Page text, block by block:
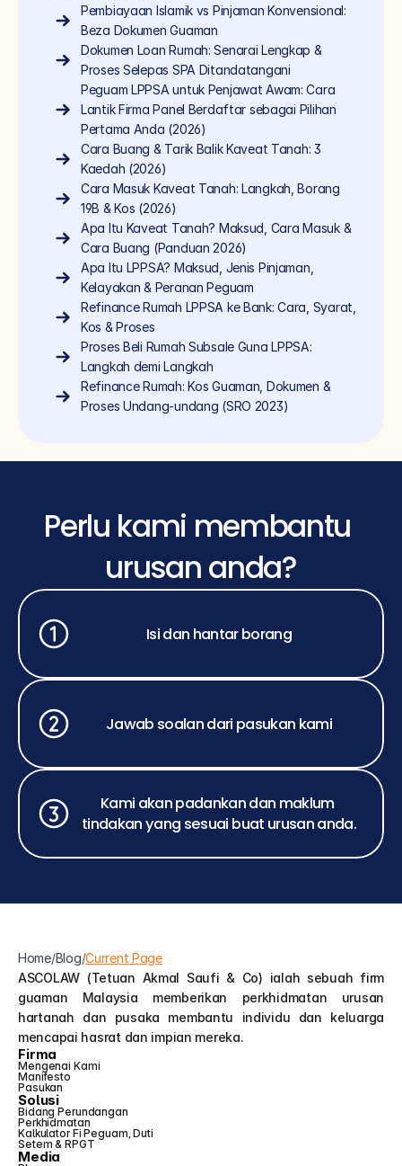
Pembiayaan Islamik vs Pinjaman Konvensional:
Beza Dokumen Guaman
Dokumen Loan Rumah: Senarai Lengkap &
Proses Selepas SPA Ditandatangani
Peguam LPPSA untuk Penjawat Awam: Cara
Lantik Firma Panel Berdaftar sebagai Pilihan
Pertama Anda (2026)
Cara Buang & Tarik Balik Kaveat Tanah: 3
Kaedah (2026)
Cara Masuk Kaveat Tanah: Langkah, Borang
19B & Kos (2026)
Apa Itu Kaveat Tanah? Maksud, Cara Masuk &
Cara Buang (Panduan 2026)
Apa Itu LPPSA? Maksud, Jenis Pinjaman,
Kelayakan & Peranan Peguam
Refinance Rumah LPPSA ke Bank: Cara, Syarat,
Kos & Proses
Proses Beli Rumah Subsale Guna LPPSA:
Langkah demi Langkah
Refinance Rumah: Kos Guaman, Dokumen &
Proses Undang-undang (SRO 2023)
Perlu kami membantu
urusan anda?
Isi dan hantar borang
Jawab soalan dari pasukan kami
Kami akan padankan dan maklum
tindakan yang sesuai buat urusan anda.
Home/Blog/Current Page
ASCOLAW (Tetuan Akmal Saufi & Co) ialah sebuah firm
guaman Malaysia memberikan perkhidmatan urusan
hartanah dan pusaka membantu individu dan keluarga
mencapai hasrat dan impian mereka.
Firma
Mengenai Kami
Manifesto
Pasukan
Solusi
Bidang Perundangan
Perkhidmatan
Kalkulator Fi Peguam, Duti
Setem & RPGT
Media